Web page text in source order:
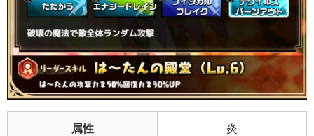
属性 炎